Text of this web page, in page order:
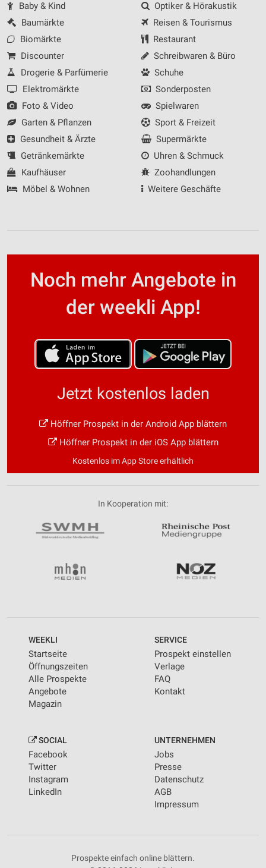
Baby & Kind
Baumärkte
Biomärkte
Discounter
Drogerie & Parfümerie
Elektromärkte
Foto & Video
Garten & Pflanzen
Gesundheit & Ärzte
Getränkemärkte
Kaufhäuser
Möbel & Wohnen
Optiker & Hörakustik
Reisen & Tourismus
Restaurant
Schreibwaren & Büro
Schuhe
Sonderposten
Spielwaren
Sport & Freizeit
Supermärkte
Uhren & Schmuck
Zoohandlungen
Weitere Geschäfte
Noch mehr Angebote in
der weekli App!
Jetzt kostenlos laden
Höffner Prospekt in der Android App blättern
Höffner Prospekt in der iOS App blättern
Kostenlos im App Store erhältlich
In Kooperation mit:
WEEKLI
Startseite
Öffnungszeiten
Alle Prospekte
Angebote
Magazin
SERVICE
Prospekt einstellen
Verlage
FAQ
Kontakt
SOCIAL
Facebook
Twitter
Instagram
LinkedIn
UNTERNEHMEN
Jobs
Presse
Datenschutz
AGB
Impressum
Prospekte einfach online blättern.